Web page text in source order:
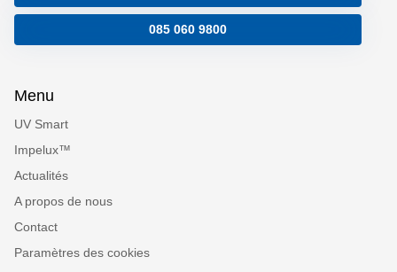
085 060 9800
Menu
UV Smart
Impelux™
Actualités
A propos de nous
Contact
Paramètres des cookies